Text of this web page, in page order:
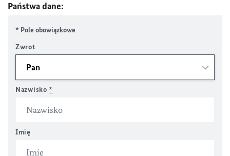
Państwa dane:
* Pole obowiązkowe
Zwrot
Nazwisko*
Imię